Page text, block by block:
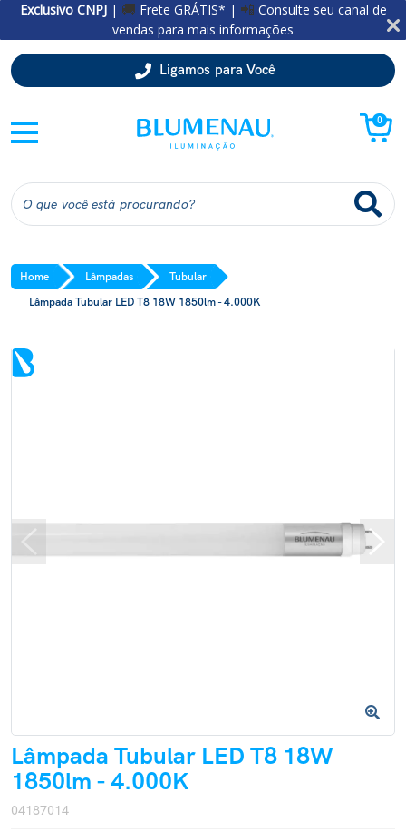
Exclusivo CNPJ | 🚚 Frete GRÁTIS* | 📲 Consulte seu canal de
vendas para mais informações
Ligamos para Você
0
Home Lâmpadas
Tubular
Lâmpada Tubular LED T8 18W 1850lm - 4.000K
Lâmpada Tubular LED T8 18W
1850lm - 4.000K
04187014